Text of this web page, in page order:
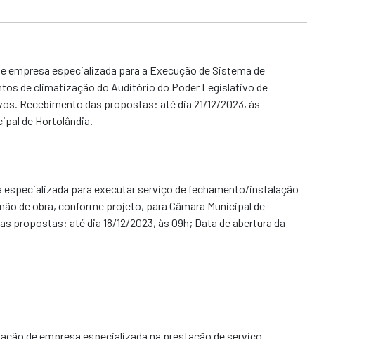
empresa especializada para a Execução de Sistema de
de climatização do Auditório do Poder Legislativo de
Recebimento das propostas: até dia 21/12/2023, às
de Hortolândia.
especializada para executar serviço de fechamento/instalação
de obra, conforme projeto, para Câmara Municipal de
propostas: até dia 18/12/2023, às 09h; Data de abertura da
de empresa especializada na prestação de serviço